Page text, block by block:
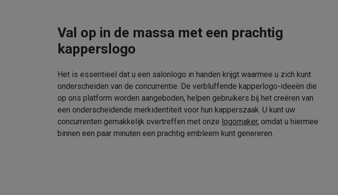
Val op in de massa met een prachtig
kapperslogo
Het is essentieel dat u een salonlogo in handen krijgt waarmee u zich kunt
onderscheiden van de concurrentie. De verbluffende kapperlogo-ideeën die
op ons platform worden aangeboden, helpen gebruikers bij het creëren van
een onderscheidende merkidentiteit voor hun kapperszaak. U kunt uw
concurrenten gemakkelijk overtreffen met onze logomaker, omdat u hiermee
binnen een paar minuten een prachtig embleem kunt genereren.